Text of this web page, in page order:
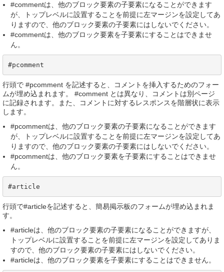
#commentは、他のブロック要素の子要素になることができます
が、トップレベルに設置することを前提に左マージンを設定してあ
りますので、他のブロック要素の子要素にはしないでください。
#commentは、他のブロック要素を子要素にすることはできませ
ん。
#pcomment
行頭で #pcomment を記述すると、コメントを挿入するためのフォー
ムが埋め込まれます。 #comment とは異なり、コメントは別ページ
に記録されます。また、コメントに対するレスポンスを階層状に表示
します。
#pcommentは、他のブロック要素の子要素になることができます
が、トップレベルに設置することを前提に左マージンを設定してあ
りますので、他のブロック要素の子要素にはしないでください。
#pcommentは、他のブロック要素を子要素にすることはできませ
ん。
#article
行頭で#articleを記述すると、簡易掲示板のフォームが埋め込まれま
す。
#articleは、他のブロック要素の子要素になることができますが、
トップレベルに設置することを前提に左マージンを設定してありま
すので、他のブロック要素の子要素にはしないでください。
#articleは、他のブロック要素を子要素にすることはできません。